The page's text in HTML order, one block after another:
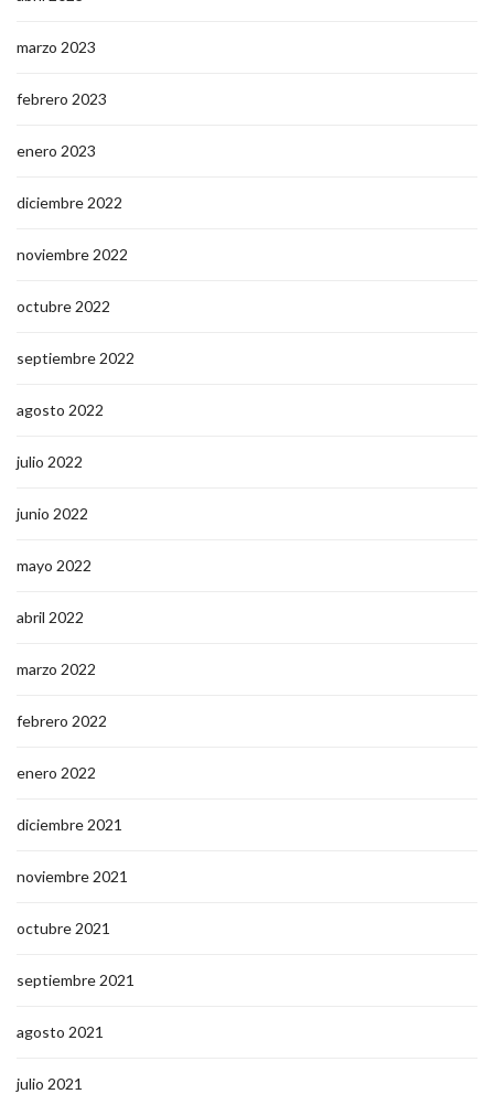
marzo 2023
febrero 2023
enero 2023
diciembre 2022
noviembre 2022
octubre 2022
septiembre 2022
agosto 2022
julio 2022
junio 2022
mayo 2022
abril 2022
marzo 2022
febrero 2022
enero 2022
diciembre 2021
noviembre 2021
octubre 2021
septiembre 2021
agosto 2021
julio 2021